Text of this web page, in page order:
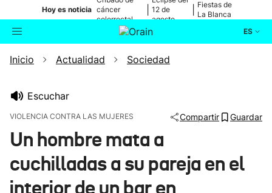
Hoy es noticia cáncer
colorrectal
12 de
agosto
Fiestas de
La Blanca
ES
Buscador Actualidad
Ikusmiran
Inicio Actualidad Sociedad
Escuchar
VIOLENCIA CONTRA LAS MUJERES Compartir Guardar
Un hombre mata a
cuchilladas a su pareja en el
interior de un bar en